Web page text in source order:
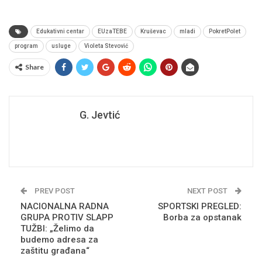
Edukativni centar EUzaTEBE Kruševac mladi PokretPolet
program usluge Violeta Stevović
Share
G. Jevtić
PREV POST
NACIONALNA RADNA
GRUPA PROTIV SLAPP
TUŽBI: „Želimo da
budemo adresa za
zaštitu građana“
NEXT POST
SPORTSKI PREGLED:
Borba za opstanak